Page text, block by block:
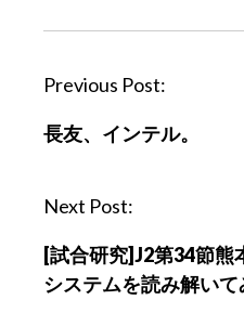
P
s
n
v
i
Previous Post:
長友、インテル。
Next Post:
[試合研究]J2第34節
システムを読み解いて